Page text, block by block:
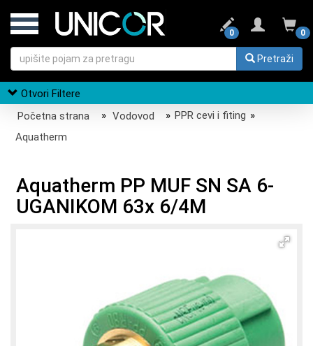
0
0
Pretraži
Otvori Filtere
Početna strana
» Vodovod » PPR cevi i fiting »
Aquatherm
Aquatherm PP MUF SN SA 6-
UGANIKOM 63x 6/4M